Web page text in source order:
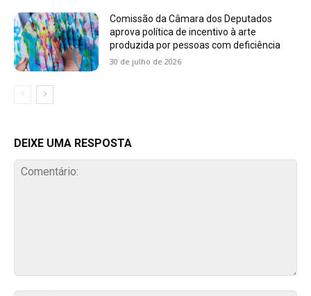
Comissão da Câmara dos Deputados
aprova política de incentivo à arte
produzida por pessoas com deficiência
30 de julho de 2026
DEIXE UMA RESPOSTA